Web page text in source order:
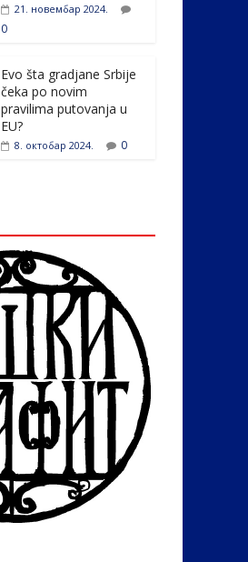
21. новембар 2024.
0
Evo šta gradjane Srbije
čeka po novim
pravilima putovanja u
EU?
8. октобар 2024. 0